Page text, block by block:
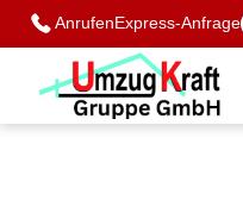
Anrufen Express-Anfrage